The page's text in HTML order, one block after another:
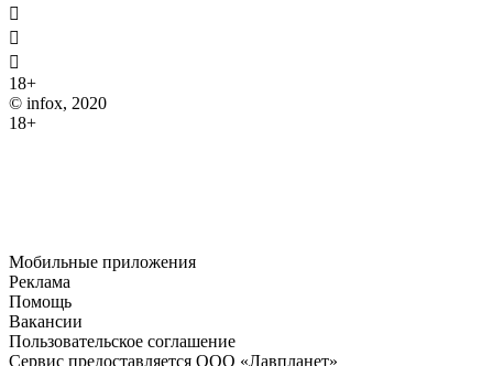



18+
© infox, 2020
18+
Мобильные приложения
Реклама
Помощь
Вакансии
Пользовательское соглашение
Сервис предоставляется ООО «Лавпланет»